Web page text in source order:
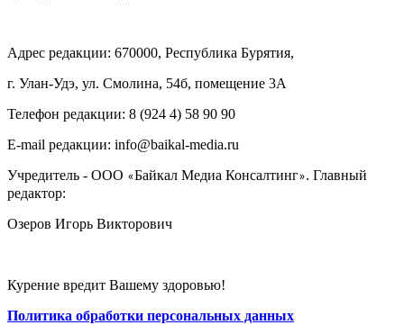
Адрес редакции: 670000, Республика Бурятия,
г. Улан-Удэ, ул. Смолина, 54б, помещение 3А
Телефон редакции: ‎‎8 (924 4) 58 90 90
E-mail редакции: info@baikal-media.ru
Учредитель - ООО «Байкал Медиа Консалтинг». Главный
редактор:
Озеров Игорь Викторович
Курение вредит Вашему здоровью!
Политика обработки персональных данных